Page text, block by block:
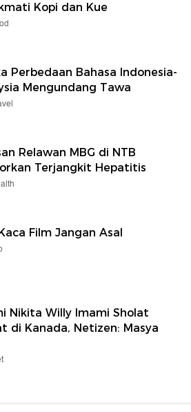
Kopi dan Kue
Perbedaan Bahasa Indonesia-
Mengundang Tawa
Relawan MBG di NTB
Terjangkit Hepatitis
Film Jangan Asal
Nikita Willy Imami Sholat
di Kanada, Netizen: Masya